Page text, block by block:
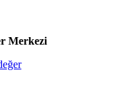
Merkezi